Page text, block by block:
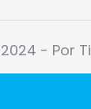
- Por Ti